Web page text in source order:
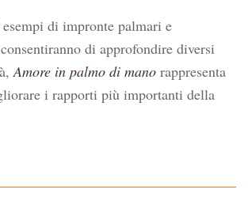
di impronte palmari e
di approfondire diversi
Amore in palmo di mano rappresenta
i rapporti più importanti della